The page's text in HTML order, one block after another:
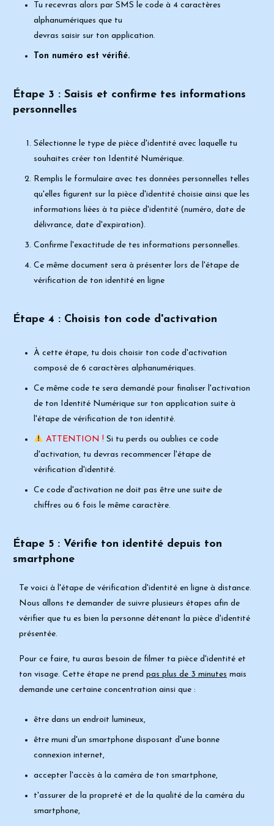
Tu recevras alors par SMS le code à 4 caractères
alphanumériques que tu
devras saisir sur ton application.
Ton numéro est vérifié.
Étape 3 : Saisis et confirme tes informations
personnelles
Sélectionne le type de pièce d'identité avec laquelle tu
souhaites créer ton Identité Numérique.
Remplis le formulaire avec tes données personnelles telles
qu'elles figurent sur la pièce d'identité choisie ainsi que les
informations liées à ta pièce d'identité (numéro, date de
délivrance, date d'expiration).
Confirme l'exactitude de tes informations personnelles.
Ce même document sera à présenter lors de l'étape de
vérification de ton identité en ligne
Étape 4 : Choisis ton code d'activation
À cette étape, tu dois choisir ton code d'activation
composé de 6 caractères alphanumériques.
Ce même code te sera demandé pour finaliser l'activation
de ton Identité Numérique sur ton application suite à
l'étape de vérification de ton identité.
ATTENTION ! Si tu perds ou oublies ce code
d'activation, tu devras recommencer l'étape de
vérification d'identité.
Ce code d'activation ne doit pas être une suite de
chiffres ou 6 fois le même caractère.
Étape 5 : Vérifie ton identité depuis ton
smartphone
Te voici à l'étape de vérification d'identité en ligne à distance.
Nous allons te demander de suivre plusieurs étapes afin de
vérifier que tu es bien la personne détenant la pièce d'identité
présentée.
Pour ce faire, tu auras besoin de filmer ta pièce d'identité et
ton visage. Cette étape ne prend pas plus de 3 minutes mais
demande une certaine concentration ainsi que :
être dans un endroit lumineux,
être muni d'un smartphone disposant d'une bonne
connexion internet,
accepter l'accès à la caméra de ton smartphone,
t'assurer de la propreté et de la qualité de la caméra du
smartphone,